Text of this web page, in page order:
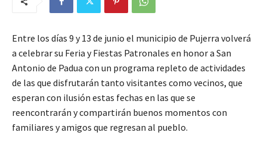
Entre los días 9 y 13 de junio el municipio de Pujerra volverá
a celebrar su Feria y Fiestas Patronales en honor a San
Antonio de Padua con un programa repleto de actividades
de las que disfrutarán tanto visitantes como vecinos, que
esperan con ilusión estas fechas en las que se
reencontrarán y compartirán buenos momentos con
familiares y amigos que regresan al pueblo.